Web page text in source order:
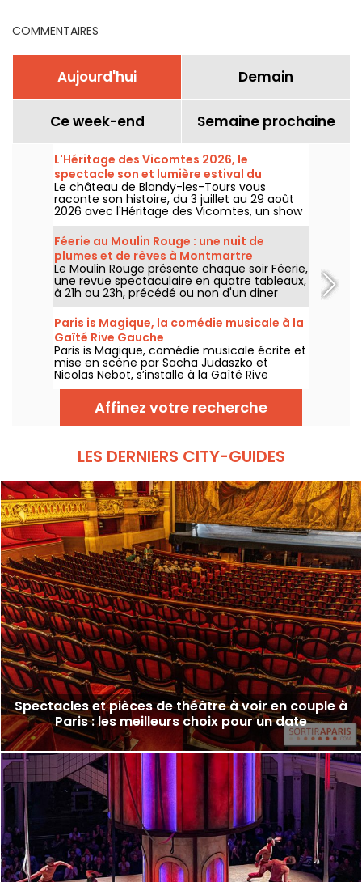
COMMENTAIRES
Aujourd'hui Demain
Ce week-end Semaine prochaine
L'Héritage des Vicomtes 2026, le
spectacle son et lumière estival du
château de Blandy-les-Tours
Le château de Blandy-les-Tours vous
raconte son histoire, du 3 juillet au 29 août
2026 avec l'Héritage des Vicomtes, un show
son et lumière pour traverser les siècles et
découvrir ce château médiéval. Nous
sommes allés à sa découverte, voici en
partie ce qui vous attend.
Féerie au Moulin Rouge : une nuit de
plumes et de rêves à Montmartre
Le Moulin Rouge présente chaque soir Féerie,
une revue spectaculaire en quatre tableaux,
à 21h ou 23h, précédé ou non d'un diner
imaginé par leur chef.
Paris is Magique, la comédie musicale à la
Gaîté Rive Gauche
Paris is Magique, comédie musicale écrite et
mise en scène par Sacha Judaszko et
Nicolas Nebot, s’installe à la Gaîté Rive
Gauche à Paris à partir du 23 juin 2026.
Affinez votre recherche
LES DERNIERS CITY-GUIDES
Spectacles et pièces de théâtre à voir en couple à
Paris : les meilleurs choix pour un date